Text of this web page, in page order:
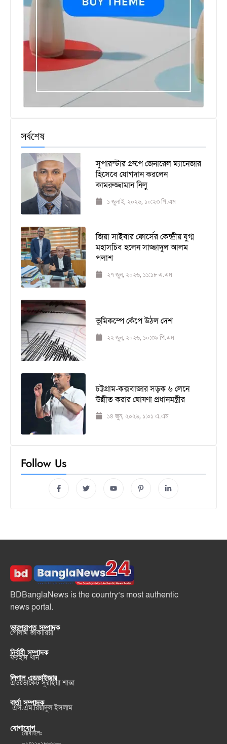
সর্বশেষ
সুপারস্টার গ্রুপে জেনারেল ম্যানেজার
হিসেবে যোগদান করলেন
কামরুজ্জামান নিলু
১ জুলাই, ২০২৬, ১০:২৩ পি.এম
জিয়া সাইবার ফোর্সের কেন্দ্রীয় যুগ্ম
মহাসচিব হলেন সাজ্জাদুল আলম
পলাশ
২৭ জুন, ২০২৬, ১১:১৮ এ.এম
ভূমিকম্পে কেঁপে উঠল দেশ
২২ জুন, ২০২৬, ১০:৩৯ পি.এম
চট্টগ্রাম-কক্সবাজার সড়ক ৬ লেনে
উন্নীত করার ঘোষণা প্রধানমন্ত্রীর
১৪ জুন, ২০২৬, ১:০১ এ.এম
Follow Us
BDBanglaNews is the country’s most authentic
news portal.
ভারপ্রাপ্ত সম্পাদক
গোলাম জাকারিয়া
নির্বাহী সম্পাদক
ফরহাদ খান
লিগাল এডভাইজার
এডভোকেট সুরাইয়া শান্তা
বার্তা সম্পাদক
এস.এম.রিয়াদুল ইসলাম
যোগাযোগ
মোবাইলঃ